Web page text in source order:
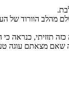
מהלב הוורוד של
תזזיתי, כנראה כי
שאם מצאתם עוגה